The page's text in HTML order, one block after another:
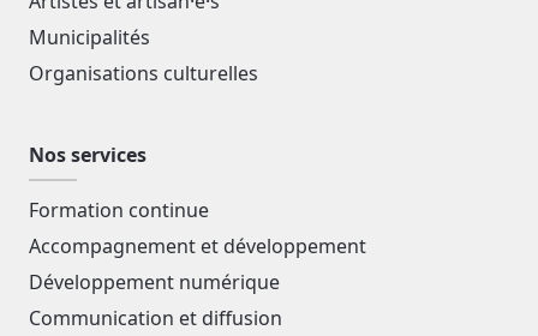
Municipalités
Organisations culturelles
Nos services
Formation continue
Accompagnement et développement
Développement numérique
Communication et diffusion